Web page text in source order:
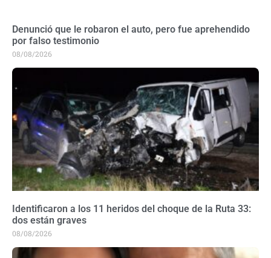
Denunció que le robaron el auto, pero fue aprehendido
por falso testimonio
08/08/2026
Identificaron a los 11 heridos del choque de la Ruta 33:
dos están graves
08/08/2026